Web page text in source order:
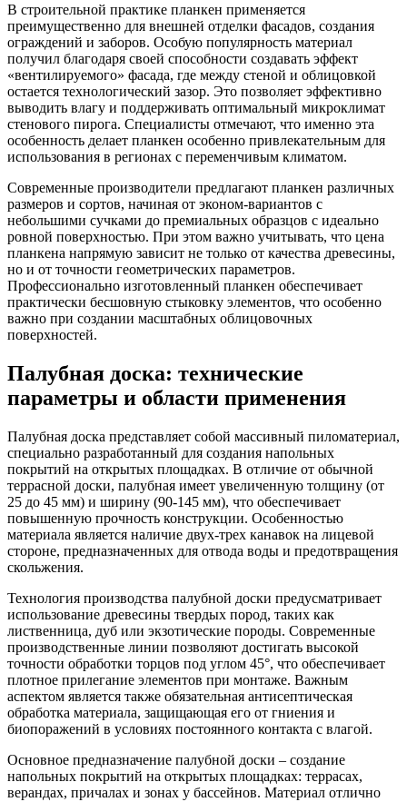
В строительной практике планкен применяется
преимущественно для внешней отделки фасадов, создания
ограждений и заборов. Особую популярность материал
получил благодаря своей способности создавать эффект
«вентилируемого» фасада, где между стеной и облицовкой
остается технологический зазор. Это позволяет эффективно
выводить влагу и поддерживать оптимальный микроклимат
стенового пирога. Специалисты отмечают, что именно эта
особенность делает планкен особенно привлекательным для
использования в регионах с переменчивым климатом.
Современные производители предлагают планкен различных
размеров и сортов, начиная от эконом-вариантов с
небольшими сучками до премиальных образцов с идеально
ровной поверхностью. При этом важно учитывать, что цена
планкена напрямую зависит не только от качества древесины,
но и от точности геометрических параметров.
Профессионально изготовленный планкен обеспечивает
практически бесшовную стыковку элементов, что особенно
важно при создании масштабных облицовочных
поверхностей.
Палубная доска: технические
параметры и области применения
Палубная доска представляет собой массивный пиломатериал,
специально разработанный для создания напольных
покрытий на открытых площадках. В отличие от обычной
террасной доски, палубная имеет увеличенную толщину (от
25 до 45 мм) и ширину (90-145 мм), что обеспечивает
повышенную прочность конструкции. Особенностью
материала является наличие двух-трех канавок на лицевой
стороне, предназначенных для отвода воды и предотвращения
скольжения.
Технология производства палубной доски предусматривает
использование древесины твердых пород, таких как
лиственница, дуб или экзотические породы. Современные
производственные линии позволяют достигать высокой
точности обработки торцов под углом 45°, что обеспечивает
плотное прилегание элементов при монтаже. Важным
аспектом является также обязательная антисептическая
обработка материала, защищающая его от гниения и
биопоражений в условиях постоянного контакта с влагой.
Основное предназначение палубной доски – создание
напольных покрытий на открытых площадках: террасах,
верандах, причалах и зонах у бассейнов. Материал отлично